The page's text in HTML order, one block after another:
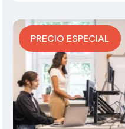
PRECIO ESPECIAL